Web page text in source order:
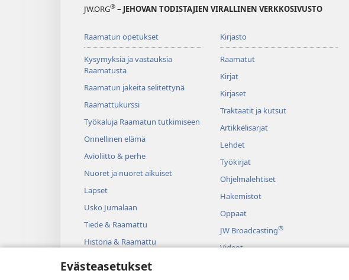
Evästeasetukset
JW.ORG® – JEHOVAN TODISTAJIEN VIRALLINEN VERKKOSIVUSTO
Raamatun opetukset
Kysymyksiä ja vastauksia
Raamatusta
Raamatun jakeita selitettynä
Raamattukurssi
Työkaluja Raamatun tutkimiseen
Onnellinen elämä
Avioliitto & perhe
Nuoret ja nuoret aikuiset
Lapset
Usko Jumalaan
Tiede & Raamattu
Historia & Raamattu
Kirjasto
Raamatut
Kirjat
Kirjaset
Traktaatit ja kutsut
Artikkelisarjat
Lehdet
Työkirjat
Ohjelmalehtiset
Hakemistot
Oppaat
JW Broadcasting®
Videot